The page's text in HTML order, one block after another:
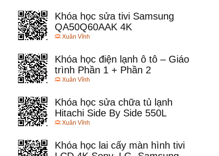
Khóa học sửa tivi Samsung
QA50Q60AAK 4K
Xuân Vĩnh
Khóa học điện lạnh ô tô – Giáo
trình Phần 1 + Phần 2
Xuân Vĩnh
Khóa học sửa chữa tủ lạnh
Hitachi Side By Side 550L
Xuân Vĩnh
Khóa học lai cấy màn hình tivi